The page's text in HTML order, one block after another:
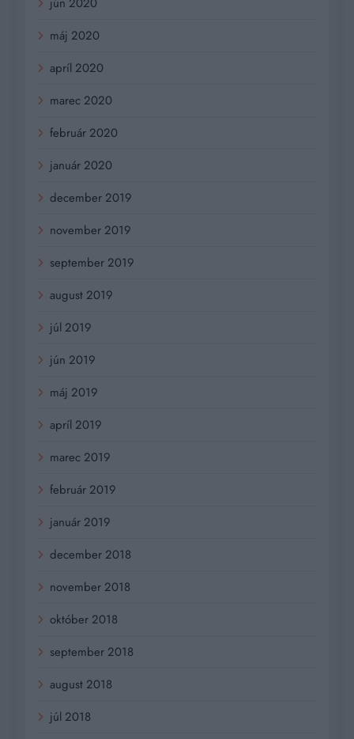
máj 2020
apríl 2020
marec 2020
február 2020
január 2020
december 2019
november 2019
september 2019
august 2019
júl 2019
jún 2019
máj 2019
apríl 2019
marec 2019
február 2019
január 2019
december 2018
november 2018
október 2018
september 2018
august 2018
júl 2018